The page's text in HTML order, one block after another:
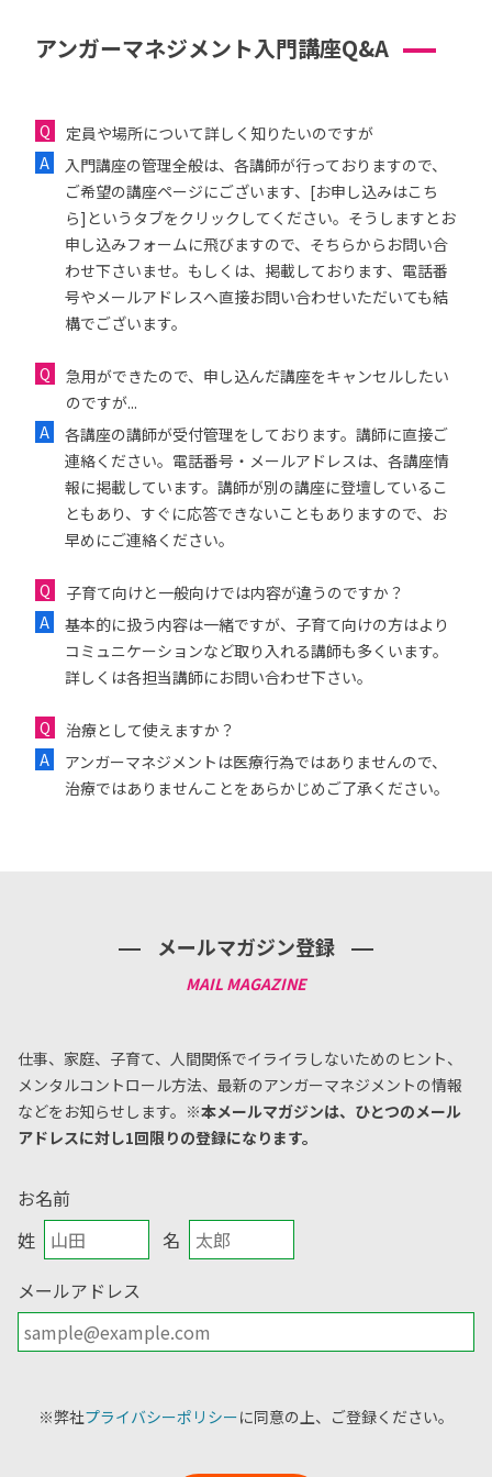
アンガーマネジメント入門講座Q&A
定員や場所について詳しく知りたいのですが
入門講座の管理全般は、各講師が行っておりますので、
ご希望の講座ページにございます、[お申し込みはこち
ら]というタブをクリックしてください。そうしますとお
申し込みフォームに飛びますので、そちらからお問い合
わせ下さいませ。もしくは、掲載しております、電話番
号やメールアドレスへ直接お問い合わせいただいても結
構でございます。
急用ができたので、申し込んだ講座をキャンセルしたい
のですが...
各講座の講師が受付管理をしております。講師に直接ご
連絡ください。電話番号・メールアドレスは、各講座情
報に掲載しています。講師が別の講座に登壇しているこ
ともあり、すぐに応答できないこともありますので、お
早めにご連絡ください。
子育て向けと一般向けでは内容が違うのですか？
基本的に扱う内容は一緒ですが、子育て向けの方はより
コミュニケーションなど取り入れる講師も多くいます。
詳しくは各担当講師にお問い合わせ下さい。
治療として使えますか？
アンガーマネジメントは医療行為ではありませんので、
治療ではありませんことをあらかじめご了承ください。
メールマガジン登録
仕事、家庭、子育て、人間関係でイライラしないためのヒント、
メンタルコントロール方法、 最新のアンガーマネジメントの情報
などをお知らせします。 ※本メールマガジンは、ひとつのメール
アドレスに対し1回限りの登録になります。
お名前
姓
名
メールアドレス
※弊社プライバシーポリシーに同意の上、ご登録ください。